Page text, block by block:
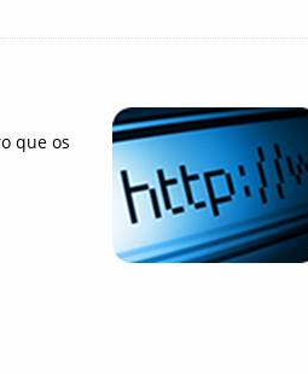
que os